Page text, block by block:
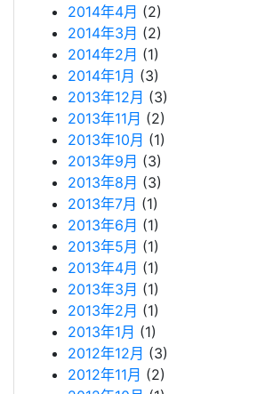
2014年4月 (2)
2014年3月 (2)
2014年2月 (1)
2014年1月 (3)
2013年12月 (3)
2013年11月 (2)
2013年10月 (1)
2013年9月 (3)
2013年8月 (3)
2013年7月 (1)
2013年6月 (1)
2013年5月 (1)
2013年4月 (1)
2013年3月 (1)
2013年2月 (1)
2013年1月 (1)
2012年12月 (3)
2012年11月 (2)